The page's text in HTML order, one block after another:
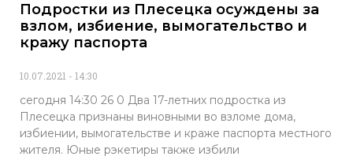
Подростки из Плесецка осуждены за
взлом, избиение, вымогательство и
кражу паспорта
10.07.2021 14:30
сегодня 14:30 26 0 Два 17-летних подростка из
Плесецка признаны виновными во взломе дома,
избиении, вымогательстве и краже паспорта местного
жителя. Юные рэкетиры также избили